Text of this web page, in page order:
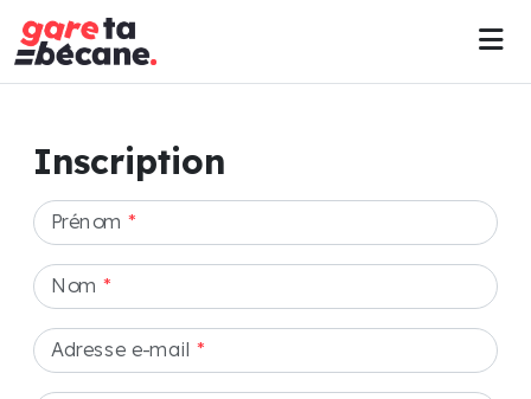
Inscription
Prénom *
Nom *
Adresse e-mail *